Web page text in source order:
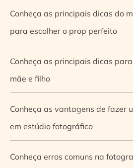
Conheça as principais dicas do
para escolher o prop perfeito
Conheça as principais dicas
mãe e filho
Conheça as vantagens de fazer
em estúdio fotográfico
Conheça erros comuns na